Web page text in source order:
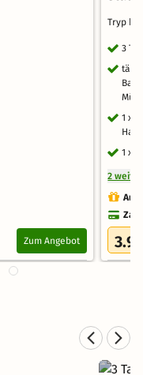
Zum Angebot
Tryp
3
1 x
1 x
2
3.9
3